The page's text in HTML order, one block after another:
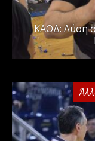
ΚΑΟΔ: Λύση